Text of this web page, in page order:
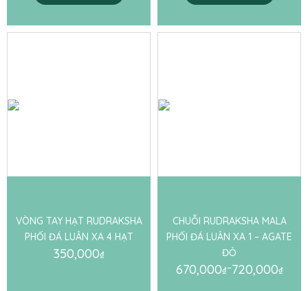
VÒNG TAY HẠT RUDRAKSHA
PHỐI ĐÁ LUÂN XA 4 HẠT
350,000₫
CHUỖI RUDRAKSHA MALA
PHỐI ĐÁ LUÂN XA 1 – AGATE
ĐỎ
670,000₫–720,000₫